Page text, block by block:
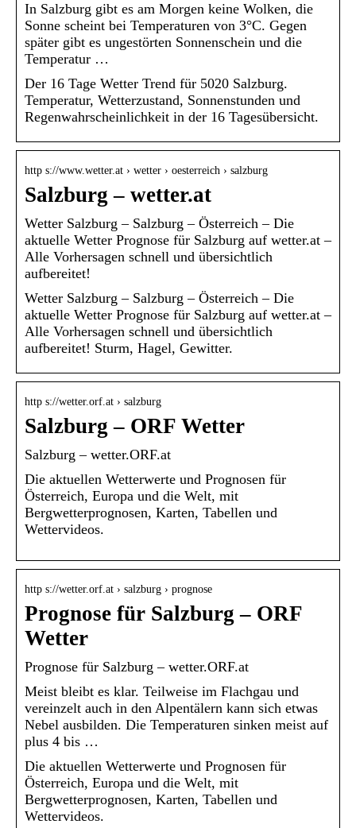
In Salzburg gibt es am Morgen keine Wolken, die
Sonne scheint bei Temperaturen von 3°C. Gegen
später gibt es ungestörten Sonnenschein und die
Temperatur …
Der 16 Tage Wetter Trend für 5020 Salzburg.
Temperatur, Wetterzustand, Sonnenstunden und
Regenwahrscheinlichkeit in der 16 Tagesübersicht.
http s://www.wetter.at › wetter › oesterreich › salzburg
Salzburg – wetter.at
Wetter Salzburg – Salzburg – Österreich – Die
aktuelle Wetter Prognose für Salzburg auf wetter.at –
Alle Vorhersagen schnell und übersichtlich
aufbereitet!
Wetter Salzburg – Salzburg – Österreich – Die
aktuelle Wetter Prognose für Salzburg auf wetter.at –
Alle Vorhersagen schnell und übersichtlich
aufbereitet! Sturm, Hagel, Gewitter.
http s://wetter.orf.at › salzburg
Salzburg – ORF Wetter
Salzburg – wetter.ORF.at
Die aktuellen Wetterwerte und Prognosen für
Österreich, Europa und die Welt, mit
Bergwetterprognosen, Karten, Tabellen und
Wettervideos.
http s://wetter.orf.at › salzburg › prognose
Prognose für Salzburg – ORF
Wetter
Prognose für Salzburg – wetter.ORF.at
Meist bleibt es klar. Teilweise im Flachgau und
vereinzelt auch in den Alpentälern kann sich etwas
Nebel ausbilden. Die Temperaturen sinken meist auf
plus 4 bis …
Die aktuellen Wetterwerte und Prognosen für
Österreich, Europa und die Welt, mit
Bergwetterprognosen, Karten, Tabellen und
Wettervideos.